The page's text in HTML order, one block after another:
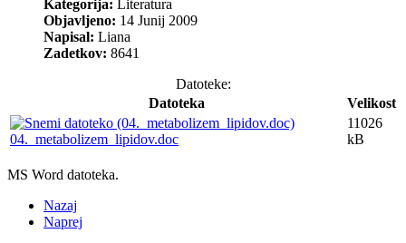
Kategorija: Literatura
Objavljeno: 14 Junij 2009
Napisal: Liana
Zadetkov: 8641
Datoteke:
Datoteka
Velikost
04._metabolizem_lipidov.doc
11026
kB
MS Word datoteka.
Nazaj
Naprej